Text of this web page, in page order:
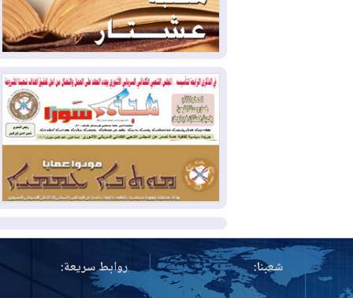
2026-07-31أتروشي: قرار السلم والحرب
في العراق "مختطف" وخارج سيطرة
الحكومة
2026-07-31
50 درجة مئوية في 5
محافظات.. العراق على موعد مع موجة حر
السبت
2026-07-31
سبتة تهز أوروبا.. إيطاليا تهدد
بورقة شنغن وفرنسا تشدد الحدود
شعبنا: روابط سريعة: